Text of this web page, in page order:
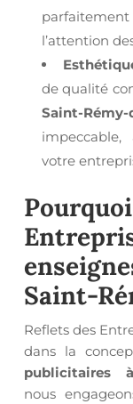
l’attention
de qualité
Saint-Rémy-
votre
Saint-
Reflets des
dans la
publicitaires à
nous